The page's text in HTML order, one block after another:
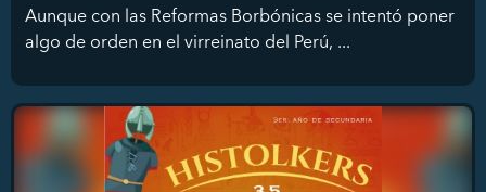
Aunque con las Reformas Borbónicas se intentó poner
algo de orden en el virreinato del Perú, ...